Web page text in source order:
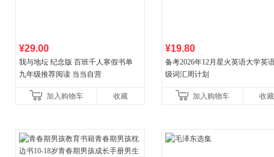
¥29.00
我与地坛 纪念版 百班千人寒假书单
九年级推荐阅读 当当自营
加入购物车 收藏
¥19.80
备考2026年12月星火英语大学英
级词汇周计划
加入购物车 收藏